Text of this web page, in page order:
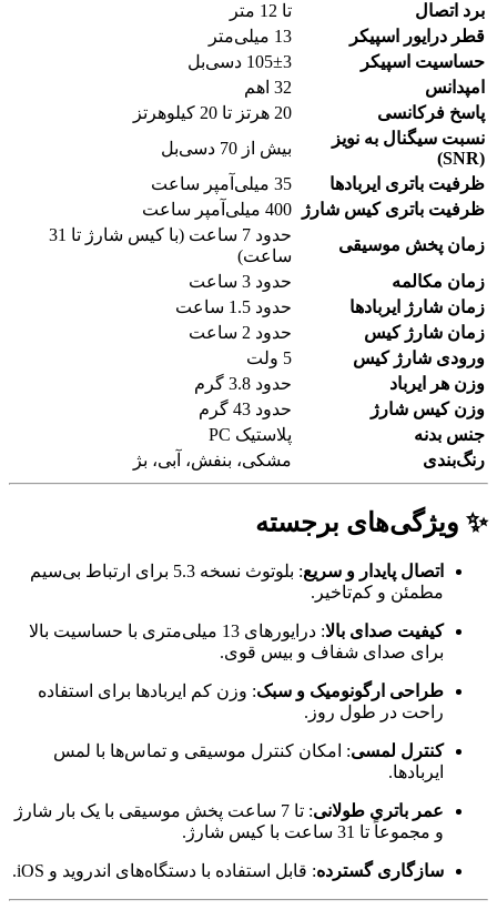
برد اتصال
تا 12 متر
قطر درایور اسپیکر
13 میلی‌متر
حساسیت اسپیکر
105±3 دسی‌بل
امپدانس
32 اهم
پاسخ فرکانسی
20 هرتز تا 20 کیلوهرتز
نسبت سیگنال به نویز
(SNR)
بیش از 70 دسی‌بل
ظرفیت باتری ایربادها
35 میلی‌آمپر ساعت
ظرفیت باتری کیس شارژ
400 میلی‌آمپر ساعت
زمان پخش موسیقی
حدود 7 ساعت (با کیس شارژ تا 31
ساعت)
زمان مکالمه
حدود 3 ساعت
زمان شارژ ایربادها
حدود 1.5 ساعت
زمان شارژ کیس
حدود 2 ساعت
ورودی شارژ کیس
5 ولت
وزن هر ایرباد
حدود 3.8 گرم
وزن کیس شارژ
حدود 43 گرم
جنس بدنه
پلاستیک PC
رنگ‌بندی
مشکی، بنفش، آبی، بژ
✨ ویژگی‌های برجسته
اتصال پایدار و سریع:
بلوتوث نسخه 5.3 برای ارتباط بی‌سیم
مطمئن و کم‌تاخیر.
کیفیت صدای بالا:
درایورهای 13 میلی‌متری با حساسیت بالا
برای صدای شفاف و بیس قوی.
طراحی ارگونومیک و سبک: وزن کم ایربادها برای استفاده
راحت در طول روز.
کنترل لمسی: امکان کنترل موسیقی و تماس‌ها با لمس
ایربادها.
عمر باتری طولانی:
تا 7 ساعت پخش موسیقی با یک بار شارژ
و مجموعاً تا 31 ساعت با کیس شارژ.
سازگاری گسترده: قابل استفاده با دستگاه‌های اندروید و iOS.